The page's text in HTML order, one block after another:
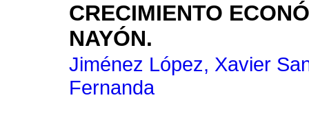
CRECIMIENTO
NAYÓN.
Jiménez López, Xavier
Fernanda